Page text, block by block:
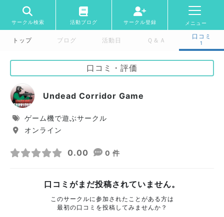
サークル検索 活動ブログ サークル登録 メニュー
トップ ブログ 活動日 Ｑ＆Ａ
口コミ
1
口コミ・評価
Undead Corridor Game
ゲーム機で遊ぶサークル
オンライン
0.00 0 件
口コミがまだ投稿されていません。
このサークルに参加されたことがある方は
最初の口コミを投稿してみませんか？